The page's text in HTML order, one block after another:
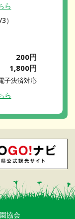
ら
）
200円
1,800円
子決済対応
ら
協会